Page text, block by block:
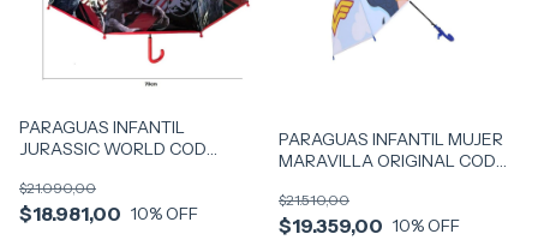
PARAGUAS INFANTIL
JURASSIC WORLD COD
$18.981,00
$21.090,00
10% OFF
PARAGUAS INFANTIL MUJER
MARAVILLA ORIGINAL COD
$19.359,00
$21.510,00
10% OFF